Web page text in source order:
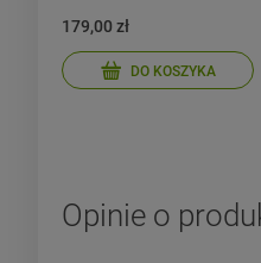
179,00 zł
DO KOSZYKA
Opinie o